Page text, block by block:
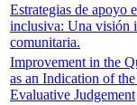
Estrategias de apoyo
inclusiva: Una visión
comunitaria.
Improvement in the
as an Indication of
Evaluative Judgement